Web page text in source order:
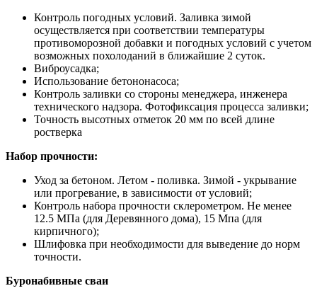
Контроль погодных условий. Заливка зимой
осуществляется при соответствии температуры
противоморозной добавки и погодных условий с учетом
возможных похолоданий в ближайшие 2 суток.
Виброусадка;
Использование бетононасоса;
Контроль заливки со стороны менеджера, инженера
технического надзора. Фотофиксация процесса заливки;
Точность высотных отметок 20 мм по всей длине
ростверка
Набор прочности:
Уход за бетоном. Летом - поливка. Зимой - укрывание
или прогревание, в зависимости от условий;
Контроль набора прочности склерометром. Не менее
12.5 МПа (для Деревянного дома), 15 Мпа (для
кирпичного);
Шлифовка при необходимости для выведение до норм
точности.
Буронабивные сваи